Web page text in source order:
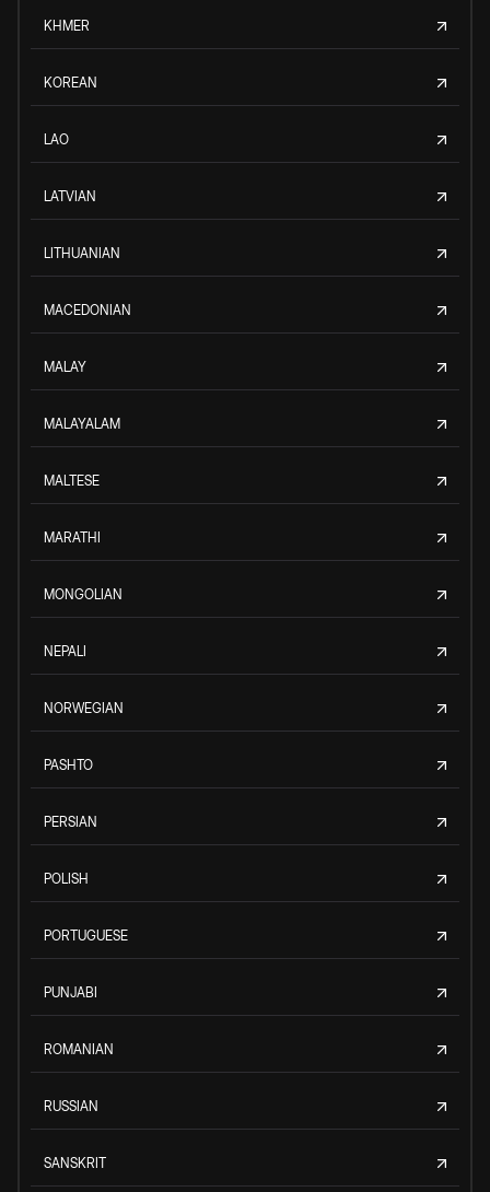
KHMER
KOREAN
LAO
LATVIAN
LITHUANIAN
MACEDONIAN
MALAY
MALAYALAM
MALTESE
MARATHI
MONGOLIAN
NEPALI
NORWEGIAN
PASHTO
PERSIAN
POLISH
PORTUGUESE
PUNJABI
ROMANIAN
RUSSIAN
SANSKRIT